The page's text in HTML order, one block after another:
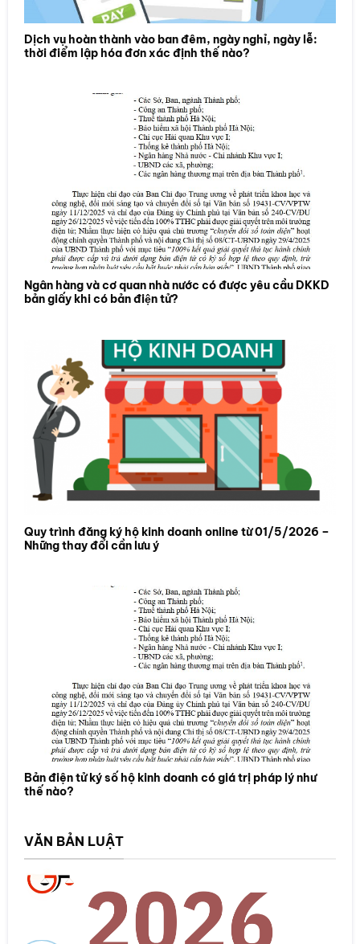
Dịch vụ hoàn thành vào ban đêm, ngày nghỉ, ngày lễ:
thời điểm lập hóa đơn xác định thế nào?
Ngân hàng và cơ quan nhà nước có được yêu cầu DKKD
bản giấy khi có bản điện tử?
Quy trình đăng ký hộ kinh doanh online từ 01/5/2026 –
Những thay đổi cần lưu ý
Bản điện tử ký số hộ kinh doanh có giá trị pháp lý như
thế nào?
VĂN BẢN LUẬT